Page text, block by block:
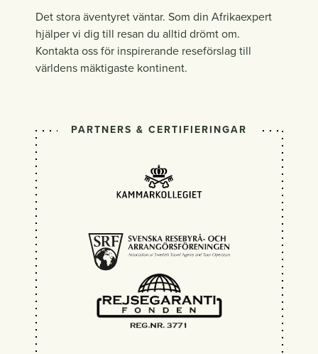
Det stora äventyret väntar. Som din Afrikaexpert
hjälper vi dig till resan du alltid drömt om.
Kontakta oss för inspirerande reseförslag till
världens mäktigaste kontinent.
PARTNERS & CERTIFIERINGAR